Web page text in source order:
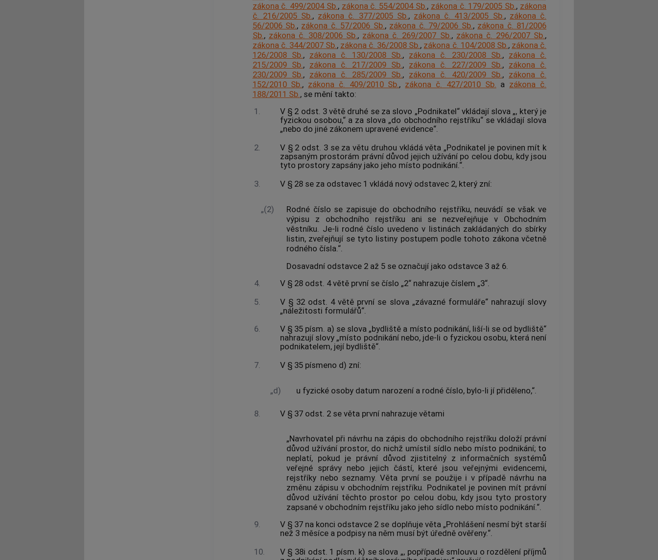
zákona č. 499/2004 Sb., zákona č. 554/2004 Sb., zákona č. 179/2005 Sb., zákona
č. 216/2005 Sb., zákona č. 377/2005 Sb., zákona č. 413/2005 Sb., zákona č.
56/2006 Sb., zákona č. 57/2006 Sb., zákona č. 79/2006 Sb., zákona č. 81/2006
Sb., zákona č. 308/2006 Sb., zákona č. 269/2007 Sb., zákona č. 296/2007 Sb.,
zákona č. 344/2007 Sb., zákona č. 36/2008 Sb., zákona č. 104/2008 Sb., zákona č.
126/2008 Sb., zákona č. 130/2008 Sb., zákona č. 230/2008 Sb., zákona č.
215/2009 Sb., zákona č. 217/2009 Sb., zákona č. 227/2009 Sb., zákona č.
230/2009 Sb., zákona č. 285/2009 Sb., zákona č. 420/2009 Sb., zákona č.
152/2010 Sb., zákona č. 409/2010 Sb., zákona č. 427/2010 Sb. a zákona č.
188/2011 Sb., se mění takto:
1.
V § 2 odst. 3 větě druhé se za slovo „Podnikatel“ vkládají slova „, který je
fyzickou osobou,“ a za slova „do obchodního rejstříku“ se vkládají slova
„nebo do jiné zákonem upravené evidence“.
2.
V § 2 odst. 3 se za větu druhou vkládá věta „Podnikatel je povinen mít k
zapsaným prostorám právní důvod jejich užívání po celou dobu, kdy jsou
tyto prostory zapsány jako jeho místo podnikání.“.
3.
V § 28 se za odstavec 1 vkládá nový odstavec 2, který zní:
„(2)
Rodné číslo se zapisuje do obchodního rejstříku, neuvádí se však ve
výpisu z obchodního rejstříku ani se nezveřejňuje v Obchodním
věstníku. Je-li rodné číslo uvedeno v listinách zakládaných do sbírky
listin, zveřejňují se tyto listiny postupem podle tohoto zákona včetně
rodného čísla.“.
Dosavadní odstavce 2 až 5 se označují jako odstavce 3 až 6.
4.
V § 28 odst. 4 větě první se číslo „2“ nahrazuje číslem „3“.
5.
V § 32 odst. 4 větě první se slova „závazné formuláře“ nahrazují slovy
„náležitosti formulářů“.
6.
V § 35 písm. a) se slova „bydliště a místo podnikání, liší-li se od bydliště“
nahrazují slovy „místo podnikání nebo, jde-li o fyzickou osobu, která není
podnikatelem, její bydliště“.
7.
V § 35 písmeno d) zní:
„d) u fyzické osoby datum narození a rodné číslo, bylo-li jí přiděleno,“.
8. V § 37 odst. 2 se věta první nahrazuje větami
„Navrhovatel při návrhu na zápis do obchodního rejstříku doloží právní
důvod užívání prostor, do nichž umístil sídlo nebo místo podnikání; to
neplatí, pokud je právní důvod zjistitelný z informačních systémů
veřejné správy nebo jejich částí, které jsou veřejnými evidencemi,
rejstříky nebo seznamy. Věta první se použije i v případě návrhu na
změnu zápisu v obchodním rejstříku. Podnikatel je povinen mít právní
důvod užívání těchto prostor po celou dobu, kdy jsou tyto prostory
zapsané v obchodním rejstříku jako jeho sídlo nebo místo podnikání.“.
9.
V § 37 na konci odstavce 2 se doplňuje věta „Prohlášení nesmí být starší
než 3 měsíce a podpisy na něm musí být úředně ověřeny.“.
10.
V § 38i odst. 1 písm. k) se slova „, popřípadě smlouvu o rozdělení příjmů